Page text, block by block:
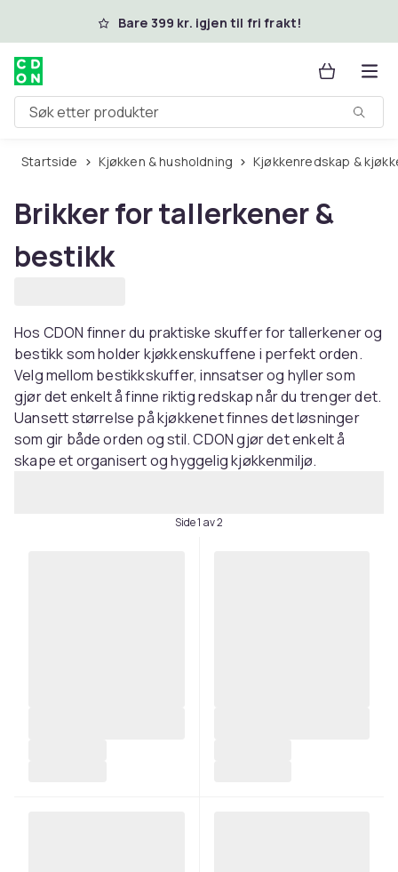
Hopp til hovedinnholdBare 399 kr. igjen til fri frakt!
Søk etter produkter
Startside Kjøkken & husholdning Kjøkkenredskap &
Brikker for tallerkener &
bestikk
Hos CDON finner du praktiske skuffer for tallerkener og
bestikk som holder kjøkkenskuffene i perfekt orden.
Velg mellom bestikkskuffer, innsatser og hyller som
gjør det enkelt å finne riktig redskap når du trenger det.
Uansett størrelse på kjøkkenet finnes det løsninger
som gir både orden og stil. CDON gjør det enkelt å
skape et organisert og hyggelig kjøkkenmiljø.
Side 1 av 2